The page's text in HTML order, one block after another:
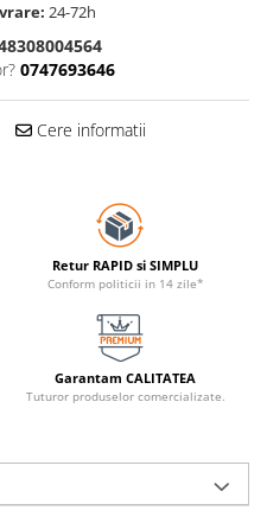
24-72h
0747693646
Cere informatii
Retur RAPID si SIMPLU
Conform politicii in 14 zile*
Garantam CALITATEA
Tuturor produselor comercializate.